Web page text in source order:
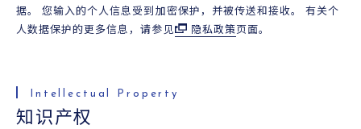
据。 您输入的个人信息受到加密保护，并被传送和接收。 有关个
人数据保护的更多信息，请参见
隐私政策页面。
知识产权